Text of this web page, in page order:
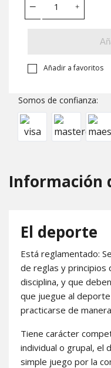
Añadir a favoritos
Somos de confianza:
Información
El deporte
Está reglamentado:
de reglas y principios
disciplina, y que
que juegue al
practicarse de
Tiene carácter
individual o grupal, el
simple juego por la